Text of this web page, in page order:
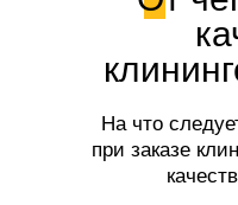
На что
при заказе